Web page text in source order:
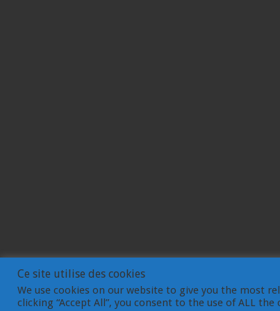
© Gemdev 2003-2023
Ce site utilise des cookies
We use cookies on our website to give you the most
clicking “Accept All”, you consent to the use of ALL